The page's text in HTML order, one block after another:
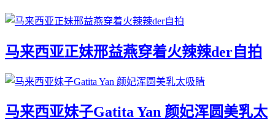
马来西亚正妹邢益燕穿着火辣辣der自拍
马来西亚妹子Gatita Yan 颜妃浑圆美乳太